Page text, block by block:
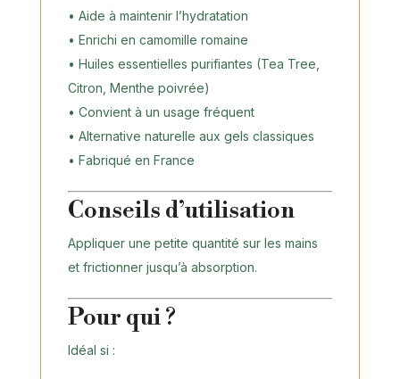
• Aide à maintenir l’hydratation
• Enrichi en camomille romaine
• Huiles essentielles purifiantes (Tea Tree,
Citron, Menthe poivrée)
• Convient à un usage fréquent
• Alternative naturelle aux gels classiques
• Fabriqué en France
Conseils d’utilisation
Appliquer une petite quantité sur les mains
et frictionner jusqu’à absorption.
Pour qui ?
Idéal si :